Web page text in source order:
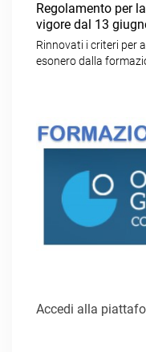
Regolamento per
vigore dal 13
Rinnovati i criteri per
esonero dalla
Accedi alla